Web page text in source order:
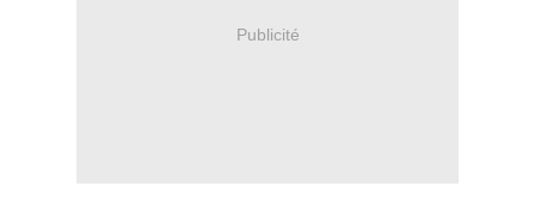
Publicité